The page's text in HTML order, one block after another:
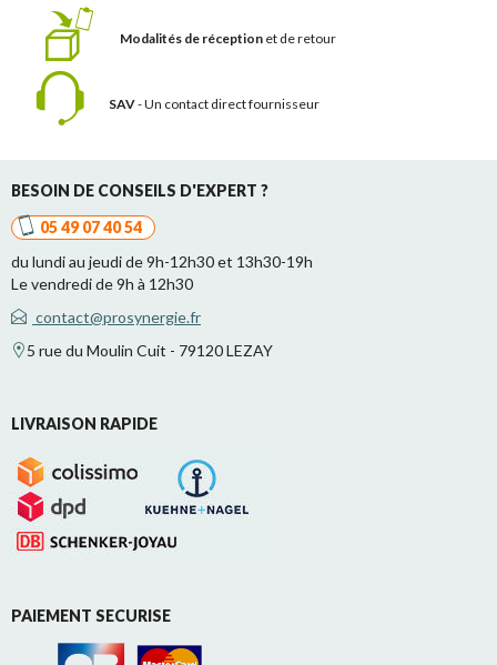
Modalités de réception et de retour
SAV- Un contact direct fournisseur
BESOIN DE CONSEILS D'EXPERT ?
05 49 07 40 54
du lundi au jeudi de 9h-12h30 et 13h30-19h
Le vendredi de 9h à 12h30
contact@prosynergie.fr
5 rue du Moulin Cuit - 79120 LEZAY
LIVRAISON RAPIDE
PAIEMENT SECURISE